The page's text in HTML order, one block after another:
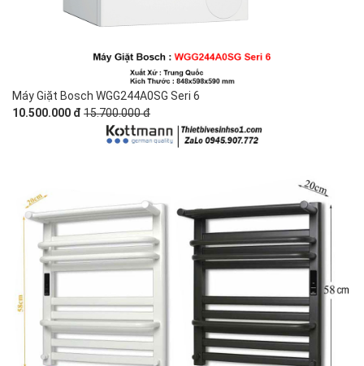
Máy Giặt Bosch WGG244A0SG Seri 6
10.500.000 đ 15.700.000 đ